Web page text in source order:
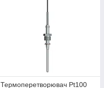
Термоперетворювач Pt100